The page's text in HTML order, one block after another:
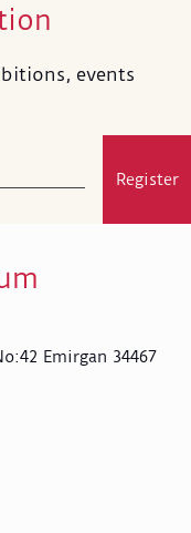
events
Register
Emirgan 34467